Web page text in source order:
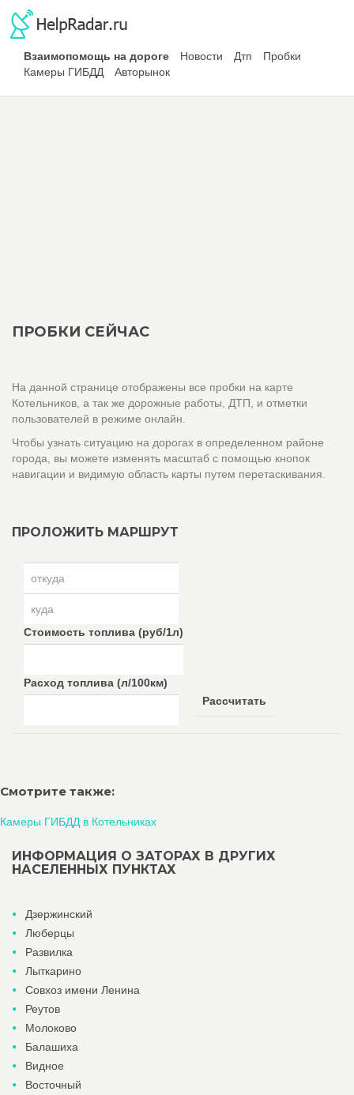
Взаимопомощь на дороге Новости Дтп
Пробки
Камеры ГИБДД
Авторынок
ПРОБКИ СЕЙЧАС
На данной странице отображены все пробки на карте
Котельников, а так же дорожные работы, ДТП, и отметки
пользователей в режиме онлайн.
Чтобы узнать ситуацию на дорогах в определенном районе
города, вы можете изменять масштаб с помощью кнопок
навигации и видимую область карты путем перетаскивания.
ПРОЛОЖИТЬ МАРШРУТ
Стоимость топлива (руб/1л)
Расход топлива (л/100км)
Рассчитать
Смотрите также:
Камеры ГИБДД в Котельниках
ИНФОРМАЦИЯ О ЗАТОРАХ В ДРУГИХ
НАСЕЛЕННЫХ ПУНКТАХ
Дзержинский
Люберцы
Развилка
Лыткарино
Совхоз имени Ленина
Реутов
Молоково
Балашиха
Видное
Восточный